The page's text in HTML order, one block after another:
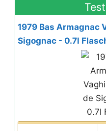
1979 Bas Armagnac
Sigognac - 0.7l